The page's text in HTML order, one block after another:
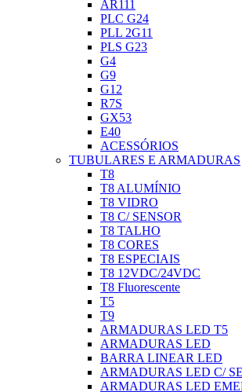
AR111
PLC G24
PLL 2G11
PLS G23
G4
G9
G12
R7S
GX53
E40
ACESSÓRIOS
TUBULARES E ARMADURAS
T8
T8 ALUMÍNIO
T8 VIDRO
T8 C/ SENSOR
T8 TALHO
T8 CORES
T8 ESPECIAIS
T8 12VDC/24VDC
T8 Fluorescente
T5
T9
ARMADURAS LED T5
ARMADURAS LED
BARRA LINEAR LED
ARMADURAS LED C/
ARMADURAS LED